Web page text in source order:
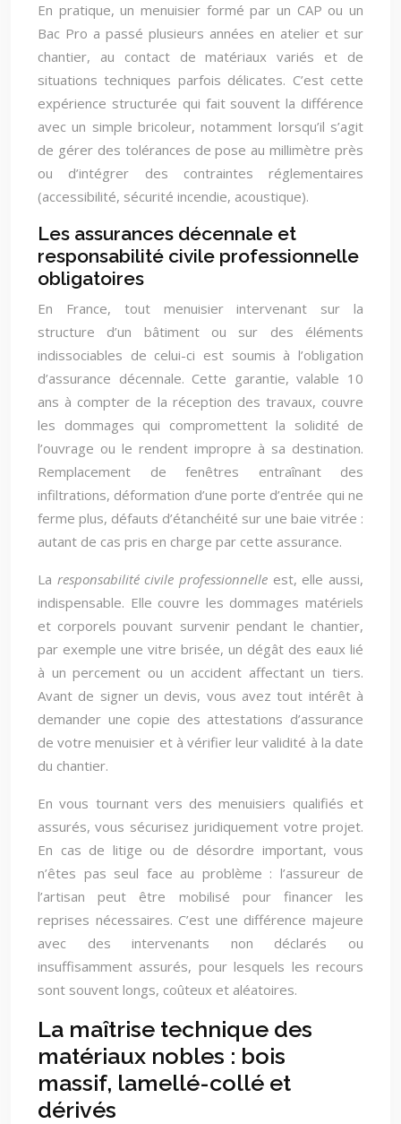
En pratique, un menuisier formé par un CAP ou un
Bac Pro a passé plusieurs années en atelier et sur
chantier, au contact de matériaux variés et de
situations techniques parfois délicates. C’est cette
expérience structurée qui fait souvent la différence
avec un simple bricoleur, notamment lorsqu’il s’agit
de gérer des tolérances de pose au millimètre près
ou d’intégrer des contraintes réglementaires
(accessibilité, sécurité incendie, acoustique).
Les assurances décennale et
responsabilité civile professionnelle
obligatoires
En France, tout menuisier intervenant sur la
structure d’un bâtiment ou sur des éléments
indissociables de celui-ci est soumis à l’obligation
d’assurance décennale. Cette garantie, valable 10
ans à compter de la réception des travaux, couvre
les dommages qui compromettent la solidité de
l’ouvrage ou le rendent impropre à sa destination.
Remplacement de fenêtres entraînant des
infiltrations, déformation d’une porte d’entrée qui ne
ferme plus, défauts d’étanchéité sur une baie vitrée :
autant de cas pris en charge par cette assurance.
La responsabilité civile professionnelle est, elle aussi,
indispensable. Elle couvre les dommages matériels
et corporels pouvant survenir pendant le chantier,
par exemple une vitre brisée, un dégât des eaux lié
à un percement ou un accident affectant un tiers.
Avant de signer un devis, vous avez tout intérêt à
demander une copie des attestations d’assurance
de votre menuisier et à vérifier leur validité à la date
du chantier.
En vous tournant vers des menuisiers qualifiés et
assurés, vous sécurisez juridiquement votre projet.
En cas de litige ou de désordre important, vous
n’êtes pas seul face au problème : l’assureur de
l’artisan peut être mobilisé pour financer les
reprises nécessaires. C’est une différence majeure
avec des intervenants non déclarés ou
insuffisamment assurés, pour lesquels les recours
sont souvent longs, coûteux et aléatoires.
La maîtrise technique des
matériaux nobles : bois
massif, lamellé-collé et
dérivés